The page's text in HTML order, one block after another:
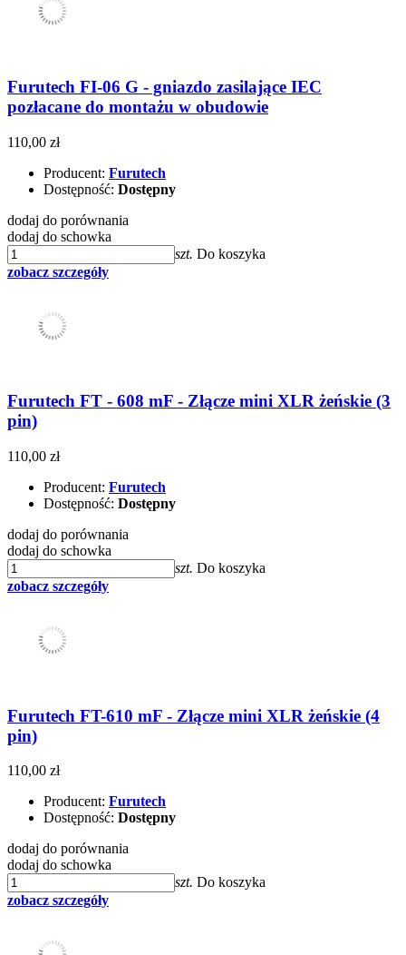
Furutech FI-06 G - gniazdo zasilające IEC
pozłacane do montażu w obudowie
110,00 zł
Producent: Furutech
Dostępność: Dostępny
dodaj do porównania
dodaj do schowka
szt. Do koszyka
zobacz szczegóły
Furutech FT - 608 mF - Złącze mini XLR żeńskie (3
pin)
110,00 zł
Producent: Furutech
Dostępność: Dostępny
dodaj do porównania
dodaj do schowka
szt. Do koszyka
zobacz szczegóły
Furutech FT-610 mF - Złącze mini XLR żeńskie (4
pin)
110,00 zł
Producent: Furutech
Dostępność: Dostępny
dodaj do porównania
dodaj do schowka
szt. Do koszyka
zobacz szczegóły